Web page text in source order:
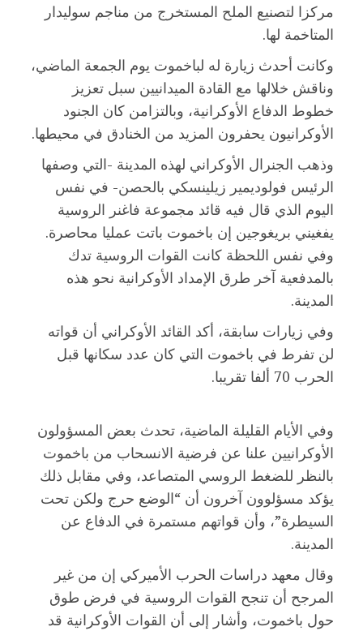
مركزا لتصنيع الملح المستخرج من مناجم سوليدار
المتاخمة لها.
وكانت أحدث زيارة له لباخموت يوم الجمعة الماضي،
وناقش خلالها مع القادة الميدانيين سبل تعزيز
خطوط الدفاع الأوكرانية، وبالتزامن كان الجنود
الأوكرانيون يحفرون المزيد من الخنادق في محيطها.
وذهب الجنرال الأوكراني لهذه المدينة -التي وصفها
الرئيس فولوديمير زيلينسكي بالحصن- في نفس
اليوم الذي قال فيه قائد مجموعة فاغنر الروسية
يفغيني بريغوجين إن باخموت باتت عمليا محاصرة.
وفي نفس اللحظة كانت القوات الروسية تدك
بالمدفعية آخر طرق الإمداد الأوكرانية نحو هذه
المدينة.
وفي زيارات سابقة، أكد القائد الأوكراني أن قواته
لن تفرط في باخموت التي كان عدد سكانها قبل
الحرب 70 ألفا تقريبا.
وفي الأيام القليلة الماضية، تحدث بعض المسؤولون
الأوكرانيين علنا عن فرضية الانسحاب من باخموت
بالنظر للضغط الروسي المتصاعد، وفي مقابل ذلك
يؤكد مسؤلوون آخرون أن “الوضع حرج ولكن تحت
السيطرة”، وأن قواتهم مستمرة في الدفاع عن
المدينة.
وقال معهد دراسات الحرب الأميركي إن من غير
المرجح أن تنجح القوات الروسية في فرض طوق
حول باخموت، وأشار إلى أن القوات الأوكرانية قد